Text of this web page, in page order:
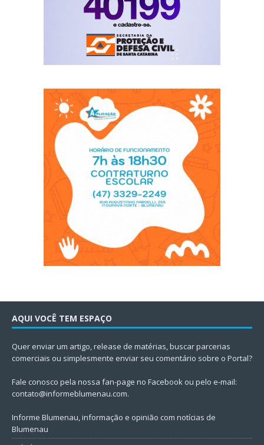
AQUI VOCÊ TEM ESPAÇO
Quer enviar um artigo, release de matérias, buscar parcerias
comerciais ou simplesmente enviar seu comentário sobre o Portal?
Fale conosco pela nossa fan-page no Facebook ou pelo e-mail:
contato@informeblumenau.com.
Informe Blumenau, informação e opinião com notícias de
Blumenau